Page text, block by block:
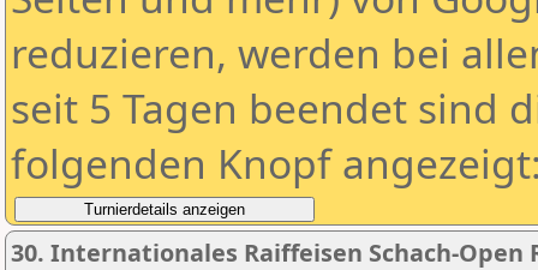
reduzieren, werden bei
seit 5 Tagen beendet sind
folgenden Knopf
30. Internationales Raiffeisen Schach-Open